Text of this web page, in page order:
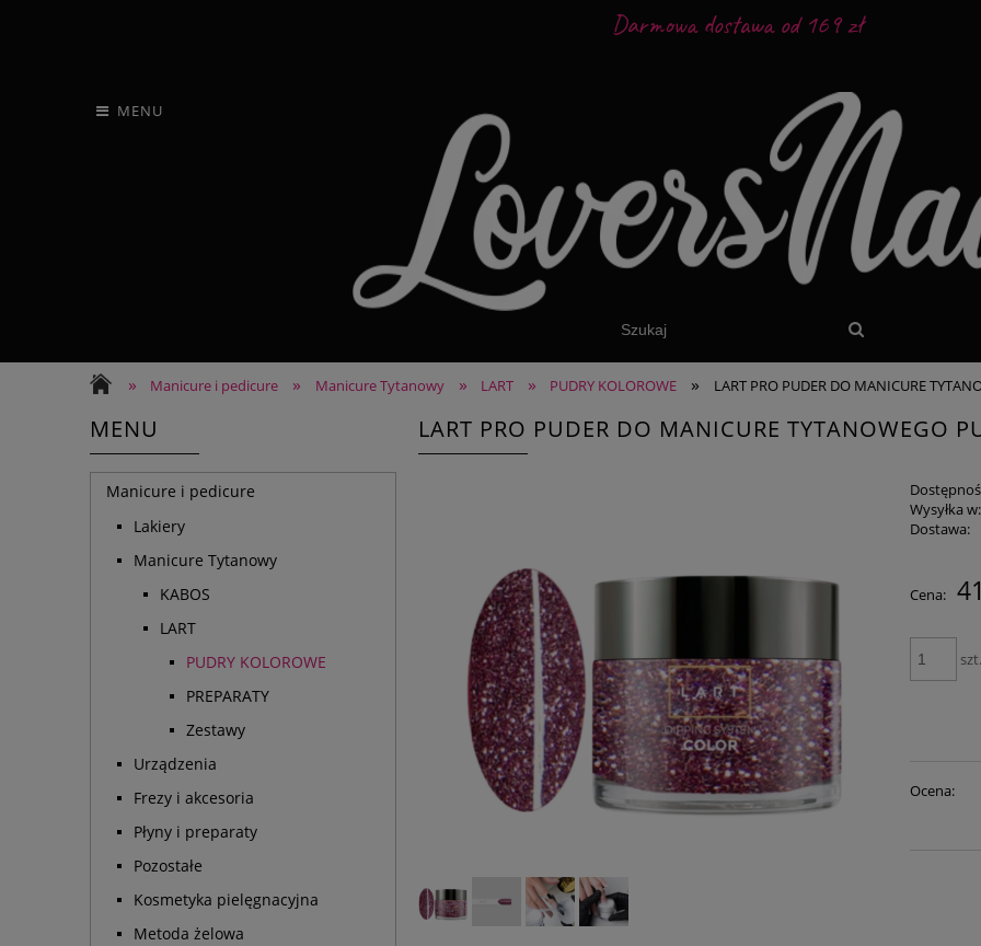
Darmowa dostawa od 169 zł
MENU
» Manicure i pedicure » Manicure Tytanowy » LART » PUDRY KOLOROWE » LART PRO PUDER DO MANICURE
MENU
Manicure i pedicure
Lakiery
Manicure Tytanowy
KABOS
LART
PUDRY KOLOROWE
PREPARATY
Zestawy
Urządzenia
Frezy i akcesoria
Płyny i preparaty
Pozostałe
Kosmetyka pielęgnacyjna
Metoda żelowa
LART PRO PUDER DO MANICURE TYTANOWEGO
Wysyłka w:
Dostawa:
Cena:
szt.
Ocena: